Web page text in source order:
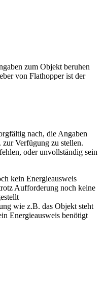
zum Objekt beruhen
von Flathopper ist der
nach, die Angaben
zur Verfügung zu stellen.
oder unvollständig sein
kein Energieausweis
Aufforderung noch keine
wie z.B. das Objekt steht
Energieausweis benötigt